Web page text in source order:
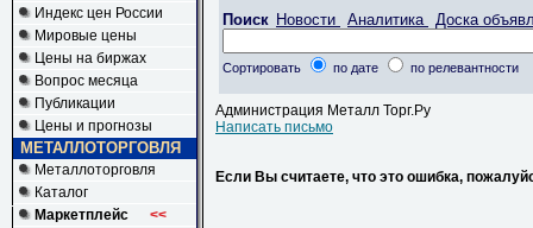
Индекс цен России
Мировые цены
Цены на биржах
Вопрос месяца
Публикации
Цены и прогнозы
МЕТАЛЛОТОРГОВЛЯ
Металлоторговля
Каталог
Маркетплейс
<<
Поиск Новости Аналитика Доска
Сортировать по дате по релевантности
Администрация Металл Торг.Ру
Написать письмо
Если Вы считаете, что это ошибка,